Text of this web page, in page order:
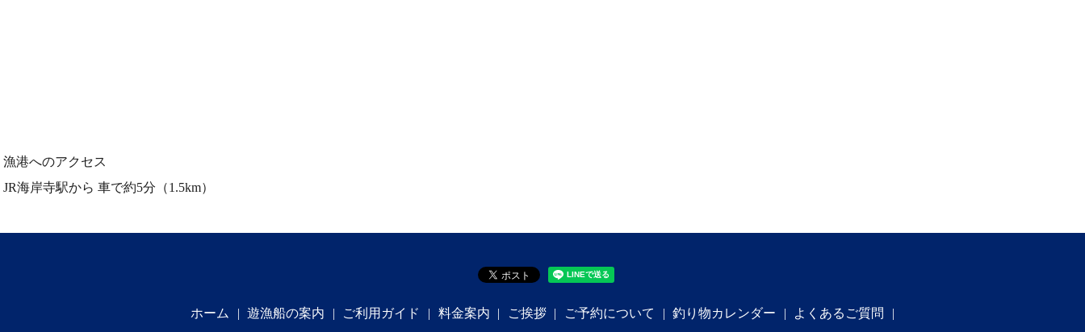
漁港へのアクセス
JR海岸寺駅から 車で約5分（1.5km）
ホーム 遊漁船の案内 ご利用ガイド 料金案内 ご挨拶 ご予約について 釣り物カレンダー よくあるご質問